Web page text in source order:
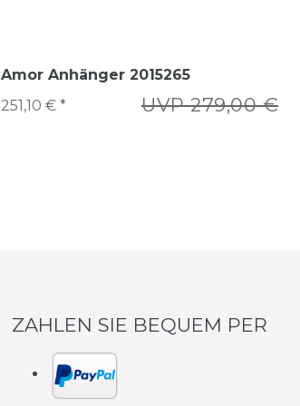
Amor Anhänger 2015265
UVP 279,00 €
251,10 € *
ZAHLEN SIE BEQUEM PER